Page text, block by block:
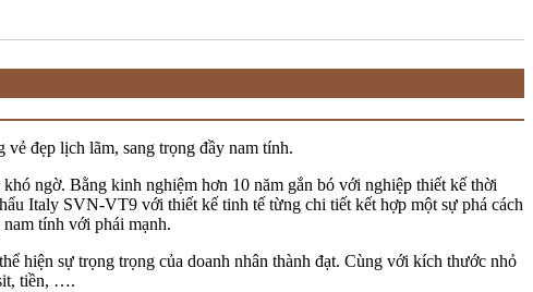
đẹp lịch lãm, sang trọng đầy nam tính.
ngờ. Bằng kinh nghiệm hơn 10 năm gắn bó với nghiệp thiết kế thời
Italy SVN-VT9 với thiết kế tinh tế từng chi tiết kết hợp một sự phá cách
tính với phái mạnh.
hiện sự trọng trọng của doanh nhân thành đạt. Cùng với kích thước nhỏ
tiền, ….